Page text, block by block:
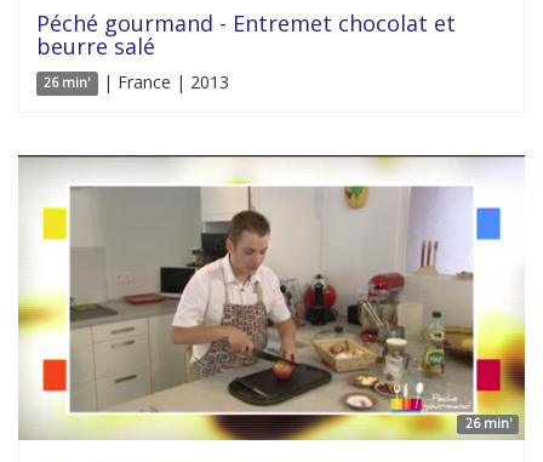
Péché gourmand - Entremet chocolat et
beurre salé
26 min' | France | 2013
26 min'